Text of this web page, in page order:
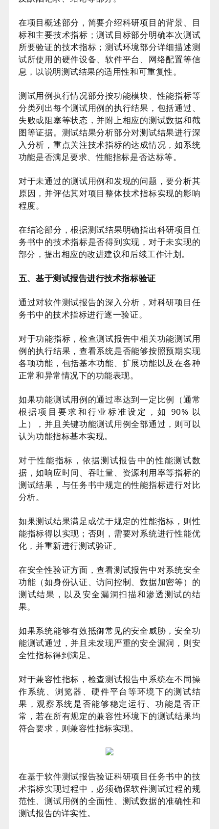
在项目概述部分，简要介绍科研项目的背景、目
标和主要技术指标；测试目标部分明确本次测试
所要验证的技术指标；测试环境部分详细描述测
试所使用的硬件设备、软件平台、网络配置等信
息，以说明测试结果的适用性和可重复性。
测试用例执行情况部分按功能模块、性能指标等
分类列出每个测试用例的执行结果，包括通过、
失败或阻塞等状态，并附上相应的测试数据和截
图等证据。测试结果分析部分对测试结果进行深
入分析，重点关注技术指标的达成情况，如系统
功能是否满足要求、性能指标是否达标等。
对于未通过的测试用例和发现的问题，要分析其
原因，并评估其对项目整体技术指标实现的影响
程度。
在结论部分，根据测试结果明确指出科研项目任
务书中的技术指标是否得到实现，对于未实现的
部分，提出相应的改进建议和后续工作计划。
五、基于测试报告进行技术指标验证
通过对软件测试报告的深入分析，对科研项目任
务书中的技术指标进行逐一验证。
对于功能指标，检查测试报告中相关功能测试用
例的执行结果，查看系统是否能够按照预期实现
各项功能，包括基本功能、扩展功能以及在各种
正常和异常情况下的功能表现。
如果功能测试用例的通过率达到一定比例（通常
根据项目要求和行业标准设定，如 90% 以
上），并且关键功能测试用例全部通过，则可以
认为功能指标基本实现。
对于性能指标，依据测试报告中的性能测试数
据，如响应时间、吞吐量、资源利用率等指标的
测试结果，与任务书中规定的性能指标进行对比
分析。
如果测试结果满足或优于规定的性能指标，则性
能指标得以实现；否则，需要对系统进行性能优
化，并重新进行测试验证。
在安全性验证方面，查看测试报告中对系统安全
功能（如身份认证、访问控制、数据加密等）的
测试结果，以及安全漏洞扫描和渗透测试的结
果。
如果系统能够有效抵御常见的安全威胁，安全功
能测试通过，并且未发现严重的安全漏洞，则安
全性指标得到满足。
对于兼容性指标，检查测试报告中系统在不同操
作系统、浏览器、硬件平台等环境下的测试结
果，观察系统是否能够稳定运行、功能是否正
常，若在所有规定的兼容性环境下的测试结果均
符合要求，则兼容性指标实现。
在基于软件测试报告验证科研项目任务书中的技
术指标实现过程中，必须确保软件测试过程的规
范性、测试用例的全面性、测试数据的准确性和
测试报告的详实性。